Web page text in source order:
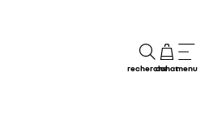
rechercheachatmenu